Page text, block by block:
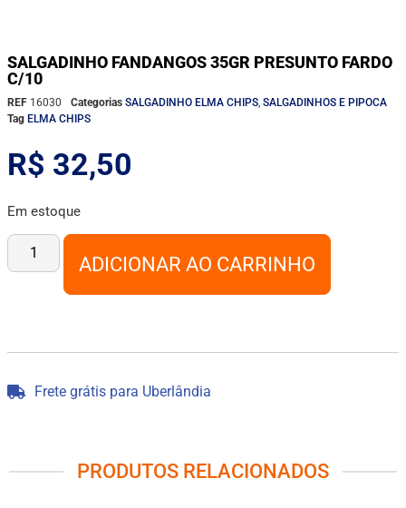
SALGADINHO FANDANGOS 35GR PRESUNTO FARDO
C/10
REF 16030 Categorias SALGADINHO ELMA CHIPS SALGADINHOS E PIPOCA
Tag ELMA CHIPS
R$ 32,50
Em estoque
ADICIONAR AO CARRINHO
Frete grátis para Uberlândia
PRODUTOS RELACIONADOS